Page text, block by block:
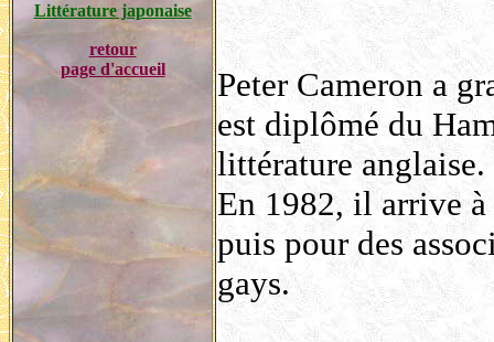
Littérature japonaise
retour
page d'accueil
Peter Cameron a
est diplômé du
littérature anglaise.
En 1982, il arrive
puis pour des
gays.